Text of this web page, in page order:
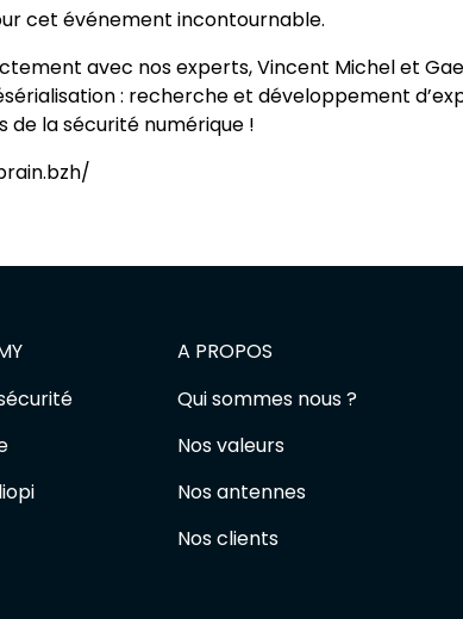
cet événement incontournable.
avec nos experts, Vincent Michel et
: recherche et développement
de la sécurité numérique !
A PROPOS
Qui sommes nous ?
Nos valeurs
Nos antennes
Nos clients